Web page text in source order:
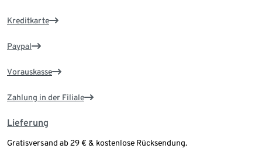
Kreditkarte
Paypal
Vorauskasse
Zahlung in der Filiale
Lieferung
Gratisversand ab 29 € & kostenlose Rücksendung.